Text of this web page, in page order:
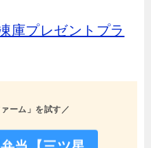
庫プレゼントプラ
ーム」を試す／